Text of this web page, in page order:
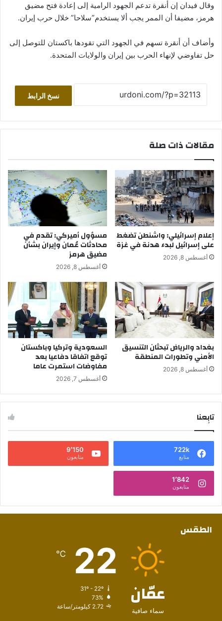
وقال فيدان إن أنقرة تدعم الجهود الرامية إلى إعادة فتح مضيق
هرمز، مضيفا أن الممر يجب ألا يستخدم”سلاحا” خلال حرب إيران.
وأضاف أن أنقرة تسهم في الجهود التي تقودها باكستان للتوصل إلى
حل تفاوضي لإنهاء الحرب بين إيران والولايات المتحدة.
نسخ الرابط
مقالات ذات صلة
إعلام إسرائيلي: واشنطن تضغط
على إسرائيل لبدء هدنة في غزة
أغسطس 8, 2026
مسؤول أميركي: تقدم في
محادثات عُمان وإيران بشأن
مضيق هرمز
أغسطس 8, 2026
بغداد والرياض تبحثان التنسيق
الأمني وتطورات المنطقة
أغسطس 8, 2026
السعودية وتركيا وباكستان
توقع اتفاقا دفاعيا بعد
مفاوضات استمرت عاما
أغسطس 7, 2026
تابِعنا
722k
متابع
9٬150
متابعون
1٬842
متابعون
الطقس
عمّان
سماء صافية
22
℃
31º - 22º
73%
2.72 كيلومتر/ساعة